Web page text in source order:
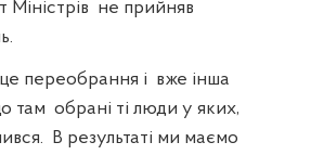
Міністрів не прийняв
це переобрання і вже інша
там обрані ті люди у яких,
В результаті ми маємо